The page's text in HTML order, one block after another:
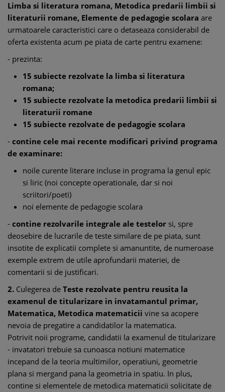
Limba si literatura romana, Metodica predarii limbii si
literaturii romane, Elemente de pedagogie scolara are
urmatoarele caracteristici care o detaseaza considerabil de
oferta existenta acum pe piata de carte pentru examene:
- prezinta:
15 subiecte rezolvate la limba si literatura
romana;
15 subiecte rezolvate la metodica predarii limbii si
literaturii romane
15 subiecte rezolvate de pedagogie scolara
- contine cele mai recente modificari privind programa
de examinare:
noile curente literare incluse in programa la genul epic
si liric (noi concepte operationale, dar si noi
scriitori/poeti)
noi elemente de pedagogie scolara
- contine rezolvarile integrale ale testelor si, spre
deosebire de lucrarile de teste similare de pe piata, sunt
insotite de explicatii complete si amanuntite, de numeroase
exemple extrem de utile aprofundarii materiei, de
comentarii si de justificari.
2. Culegerea de Teste rezolvate pentru reusita la
examenul de titularizare in invatamantul primar,
Matematica, Metodica matematicii vine sa acopere
nevoia de pregatire a candidatilor la matematica.
Potrivit noii programe, candidatii la examenul de titularizare
- invatatori trebuie sa cunoasca notiuni matematice
incepand de la teoria multimilor, operatiuni, geometrie
plana si mergand pana la geometria in spatiu. In plus,
contine si elementele de metodica matematicii solicitate de